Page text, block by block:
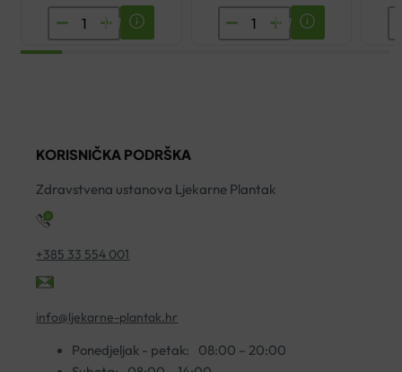
BIOVITALIS
100%
YASENKA
OMNIFLEX
količina
KORISNIČKA PODRŠKA
Zdravstvena ustanova Ljekarne Plantak
+385 33 554 001
info@ljekarne-plantak.hr
Ponedjeljak - petak:
08:00 – 20:00